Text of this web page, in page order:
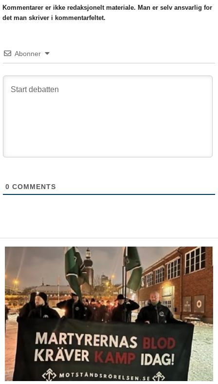
Kommentarer er ikke redaksjonelt materiale. Man er selv ansvarlig for
det man skriver i kommentarfeltet.
Abonner
0 COMMENTS